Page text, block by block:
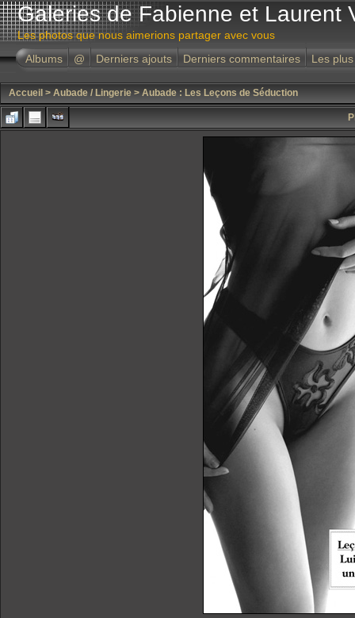
Galeries de Fabienne et Laurent
Les photos que nous aimerions partager avec vous
Albums
@ Derniers ajouts Derniers commentaires Les
Accueil > Aubade / Lingerie > Aubade : Les Leçons de Séduction